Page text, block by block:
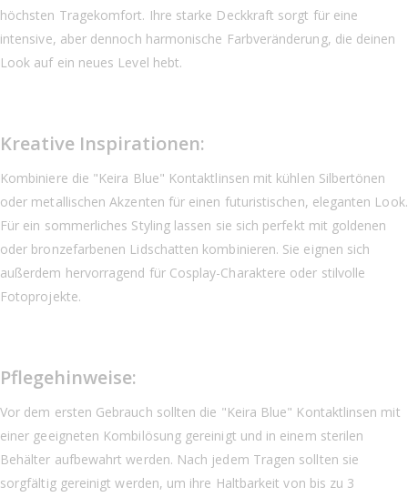
höchsten Tragekomfort. Ihre starke Deckkraft sorgt für eine
intensive, aber dennoch harmonische Farbveränderung, die deinen
Look auf ein neues Level hebt.
Kreative Inspirationen:
Kombiniere die "Keira Blue" Kontaktlinsen mit kühlen Silbertönen
oder metallischen Akzenten für einen futuristischen, eleganten Look.
Für ein sommerliches Styling lassen sie sich perfekt mit goldenen
oder bronzefarbenen Lidschatten kombinieren. Sie eignen sich
außerdem hervorragend für Cosplay-Charaktere oder stilvolle
Fotoprojekte.
Pflegehinweise:
Vor dem ersten Gebrauch sollten die "Keira Blue" Kontaktlinsen mit
einer geeigneten Kombilösung gereinigt und in einem sterilen
Behälter aufbewahrt werden. Nach jedem Tragen sollten sie
sorgfältig gereinigt werden, um ihre Haltbarkeit von bis zu 3